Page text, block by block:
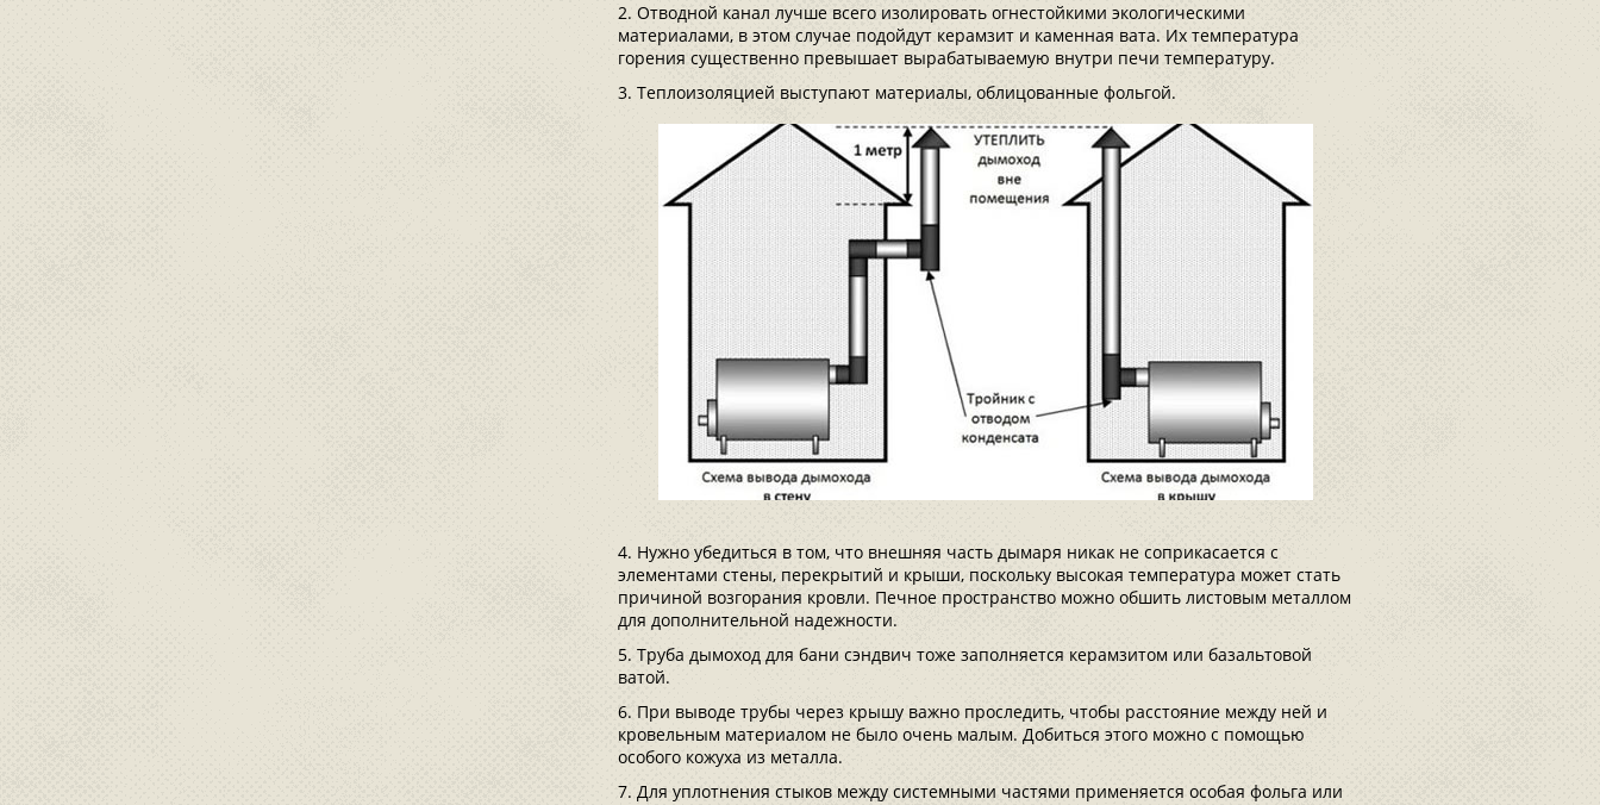
Отводной канал лучше всего изолировать огнестойкими экологическими
материалами, в этом случае подойдут керамзит и каменная вата. Их температура
горения существенно превышает вырабатываемую внутри печи температуру.
Теплоизоляцией выступают материалы, облицованные фольгой.
Нужно убедиться в том, что внешняя часть дымаря никак не соприкасается с
элементами стены, перекрытий и крыши, поскольку высокая температура может стать
причиной возгорания кровли. Печное пространство можно обшить листовым металлом
для дополнительной надежности.
Труба дымоход для бани сэндвич тоже заполняется керамзитом или базальтовой
ватой.
При выводе трубы через крышу важно проследить, чтобы расстояние между ней и
кровельным материалом не было очень малым. Добиться этого можно с помощью
особого кожуха из металла.
Для уплотнения стыков между системными частями применяется особая фольга или